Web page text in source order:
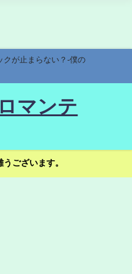
クが止まらない？-僕の
マンテ
ございます。